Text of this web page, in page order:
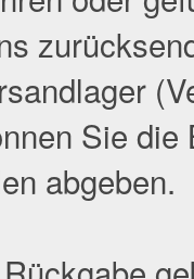
Sie
abgeben.